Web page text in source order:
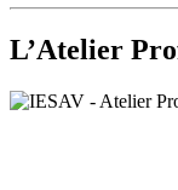
L’Atelier